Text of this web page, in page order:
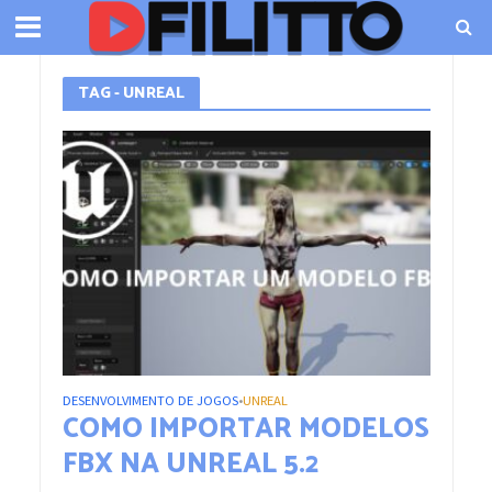
TAG - UNREAL
DESENVOLVIMENTO DE JOGOS•UNREAL
COMO IMPORTAR MODELOS
FBX NA UNREAL 5.2